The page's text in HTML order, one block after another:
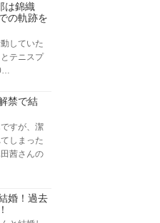
は錦織
の軌跡を
していた
テニスプ
禁で結
すが、潔
しまった
茜さんの
婚！過去